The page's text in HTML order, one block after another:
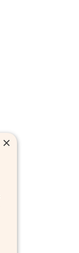
×